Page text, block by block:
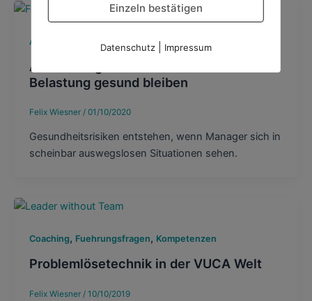
Allgemeine Themen Coaching ,
Als Führungskraft trotz massiver
Belastung gesund bleiben
Felix Wiesner / 01/10/2020
Gesundheitsrisiken entstehen, wenn Manager sich in
scheinbar auswegslosen Situationen sehen.
Coaching, Fuehrungsfragen, Kompetenzen
Problemlösetechnik in der VUCA Welt
Felix Wiesner / 10/10/2019
Einzeln bestätigen
Datenschutz| Impressum